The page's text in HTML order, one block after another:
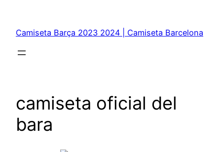
contenido
Camiseta Barça 2023 2024 | Camiseta Barcelona
camiseta oficial del
bara